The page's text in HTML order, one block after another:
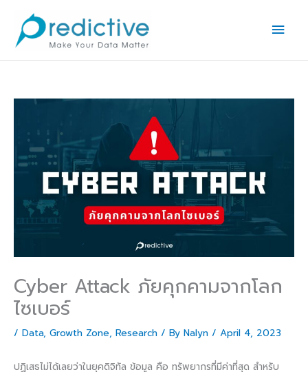
content
Cyber Attack ภัยคุกคามจากโลก
ไซเบอร์
/ Data, Growth Zone, Research / By Nalyn / April 4, 2023
ปฏิเสธไม่ได้เลยว่าในยุคดิจิทัล ข้อมูล คือ ทรัพยากรที่มีค่าที่สุด สำหรับ